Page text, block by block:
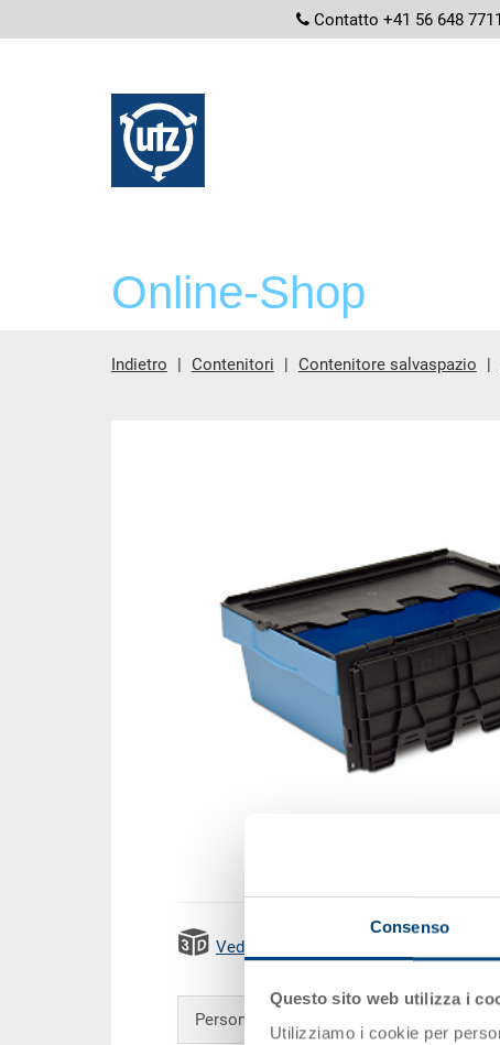
Consenso
Questo sito web utilizza i
Utilizziamo i cookie per
Contatto +41 56 648 7711
Online-Shop
Indietro Contenitori Contenitore salvaspazio
Vedi animazione 3D
Personalizzazioni - la nostra specialità